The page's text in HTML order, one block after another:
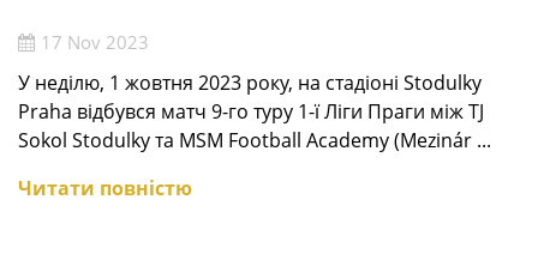
17 Nov 2023
У неділю, 1 жовтня 2023 року, на стадіоні Stodulky
Praha відбувся матч 9-го туру 1-ї Ліги Праги між TJ
Sokol Stodulky та MSM Football Academy (Mezinár ...
Читати повністю